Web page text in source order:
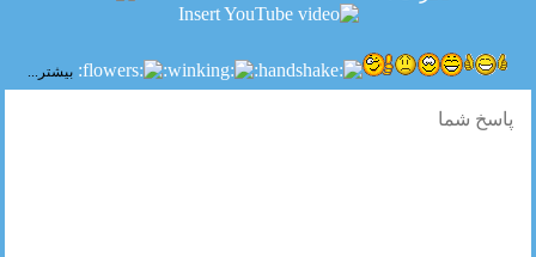
بیشتر...